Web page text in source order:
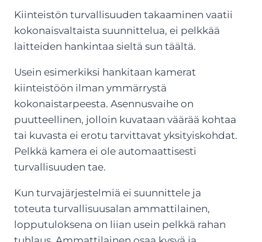
Kiinteistön turvallisuuden takaaminen vaatii
kokonaisvaltaista suunnittelua, ei pelkkää
laitteiden hankintaa sieltä sun täältä.
Usein esimerkiksi hankitaan kamerat
kiinteistöön ilman ymmärrystä
kokonaistarpeesta. Asennusvaihe on
puutteellinen, jolloin kuvataan väärää kohtaa
tai kuvasta ei erotu tarvittavat yksityiskohdat.
Pelkkä kamera ei ole automaattisesti
turvallisuuden tae.
Kun turvajärjestelmiä ei suunnittele ja
toteuta turvallisuusalan ammattilainen,
lopputuloksena on liian usein pelkkä rahan